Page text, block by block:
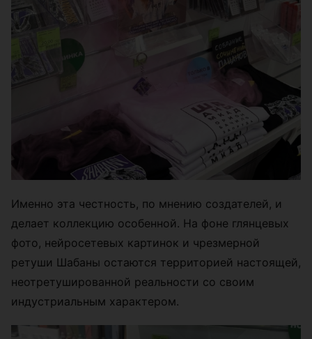
Именно эта честность, по мнению создателей, и
делает коллекцию особенной. На фоне глянцевых
фото, нейросетевых картинок и чрезмерной
ретуши Шабаны остаются территорией настоящей,
неотретушированной реальности со своим
индустриальным характером.